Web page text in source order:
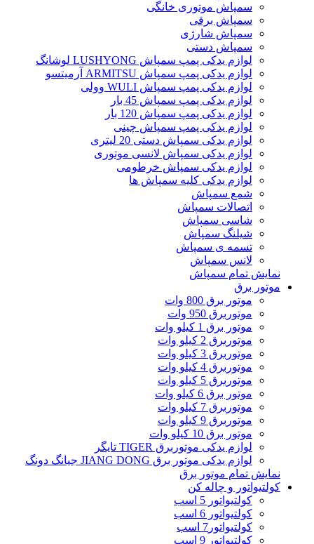
سمپاش موتوری خانگی
سمپاش برقی
سمپاش شارژی
سمپاش دستی
لوازم یدکی پمپ سمپاش LUSHYONG لوشانگ
لوازم یدکی پمپ سمپاش ARMITSU آرمیتسو
لوازم یدکی پمپ سمپاش WULI وولی
لوازم یدکی پمپ سمپاش 45 بار
لوازم یدکی پمپ سمپاش 120 بار
لوازم یدکی پمپ سمپاش چینی
لوازم یدکی سمپاش دستی 20 لیتری
لوازم یدکی سمپاش لانسی موتوری
لوازم یدکی سمپاش خرطومی
لوازم یدکی کلیه سمپاش ها
شمع سمپاش
اتصالات سمپاش
شاسی سمپاش
شیلنگ سمپاش
تسمه ی سمپاش
لانس سمپاش
نمایش تمام سمپاش
موتور برق
موتور برق 800 وات
موتوربرق 950 وات
موتور برق 1 کیلو وات
موتوربرق 2 کیلو وات
موتوربرق 3 کیلو وات
موتوربرق 4 کیلو وات
موتوربرق 5 کیلو وات
موتور برق 6 کیلو وات
موتوربرق 7 کیلو وات
موتوربرق 9 کیلو وات
موتور برق 10 کیلو وات
لوازم یدکی موتوربرق TIGER تایگر
لوازم یدکی موتور برق JIANG DONG جیانگ دونگ
نمایش تمام موتور برق
کولتیواتور و چاله کن
کولتیواتور 5 اسب
کولتیواتور 6 اسب
کولتیواتور7 اسب
کولتیواتور 9 اسب